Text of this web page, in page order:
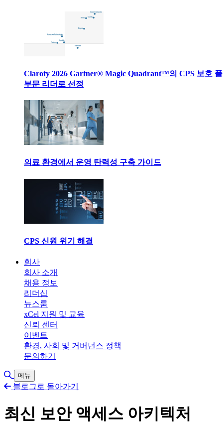
Claroty 2026 Gartner® Magic Quadrant™의 CPS 보호
부문 리더로 선정
의료 환경에서 운영 탄력성 구축 가이드
CPS 신원 위기 해결
회사
회사 소개
채용 정보
리더십
뉴스룸
xCel 지원 및 교육
신뢰 센터
이벤트
환경, 사회 및 거버넌스 정책
문의하기
검색 토글
메뉴
블로그로 돌아가기
최신 보안 액세스 아키텍처